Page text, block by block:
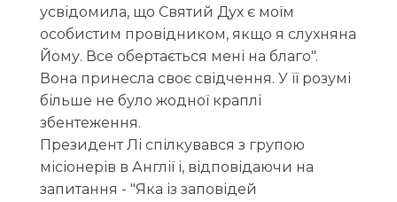
усвідомила, що Святий Дух є моїм
особистим провідником, якщо я слухняна
Йому. Все обертається мені на благо".
Вона принесла своє свідчення. У її розумі
більше не було жодної краплі
збентеження.
Президент Лі спілкувався з групою
місіонерів в Англії і, відповідаючи на
запитання - "Яка із заповідей